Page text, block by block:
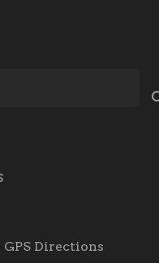
Directions